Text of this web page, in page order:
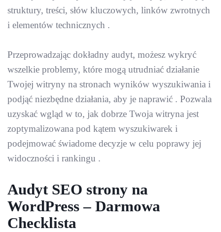
struktury, treści, słów kluczowych, linków zwrotnych
i elementów technicznych .
Przeprowadzając dokładny audyt, możesz wykryć
wszelkie problemy, które mogą utrudniać działanie
Twojej witryny na stronach wyników wyszukiwania i
podjąć niezbędne działania, aby je naprawić . Pozwala
uzyskać wgląd w to, jak dobrze Twoja witryna jest
zoptymalizowana pod kątem wyszukiwarek i
podejmować świadome decyzje w celu poprawy jej
widoczności i rankingu .
Audyt SEO strony na
WordPress – Darmowa
Checklista